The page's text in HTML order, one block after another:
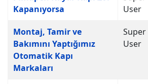
Kapanıyorsa
User
Montaj, Tamir ve
Bakımını Yaptığımız
Otomatik Kapı
Markaları
Super
User